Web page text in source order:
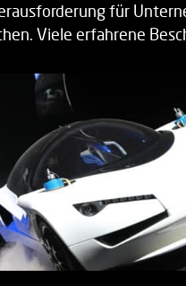
für
Viele erfahrene